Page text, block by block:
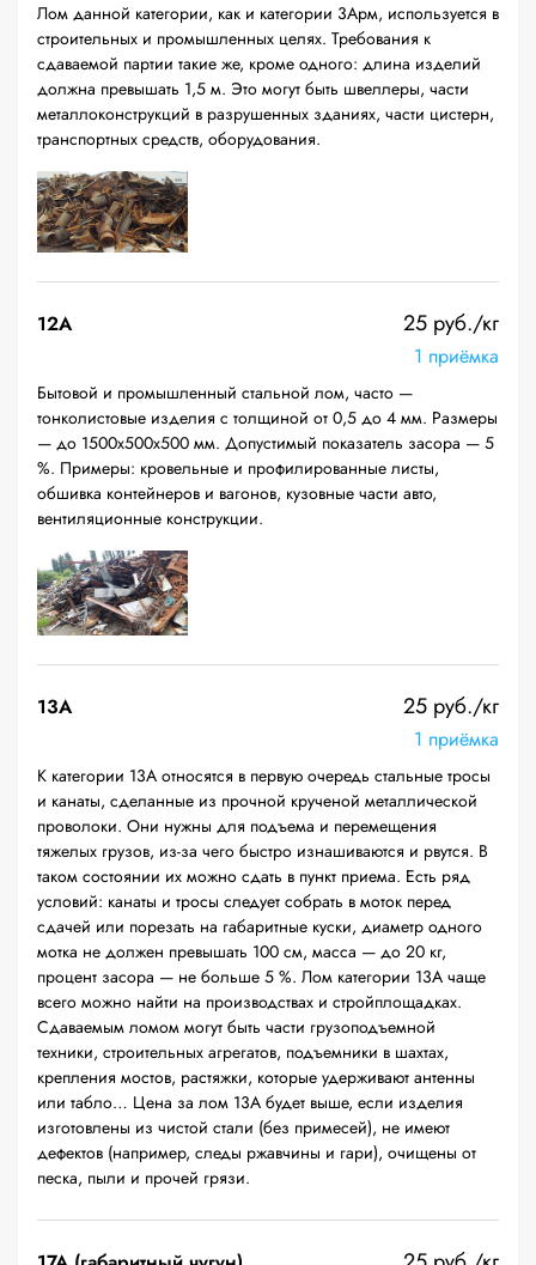
Лом данной категории, как и категории 3Арм, используется в
строительных и промышленных целях. Требования к
сдаваемой партии такие же, кроме одного: длина изделий
должна превышать 1,5 м. Это могут быть швеллеры, части
металлоконструкций в разрушенных зданиях, части цистерн,
транспортных средств, оборудования.
12A 25 руб./кг
1 приёмка
Бытовой и промышленный стальной лом, часто —
тонколистовые изделия с толщиной от 0,5 до 4 мм. Размеры
— до 1500х500х500 мм. Допустимый показатель засора — 5
%. Примеры: кровельные и профилированные листы,
обшивка контейнеров и вагонов, кузовные части авто,
вентиляционные конструкции.
13А 25 руб./кг
1 приёмка
К категории 13А относятся в первую очередь стальные тросы
и канаты, сделанные из прочной крученой металлической
проволоки. Они нужны для подъема и перемещения
тяжелых грузов, из-за чего быстро изнашиваются и рвутся. В
таком состоянии их можно сдать в пункт приема. Есть ряд
условий: канаты и тросы следует собрать в моток перед
сдачей или порезать на габаритные куски, диаметр одного
мотка не должен превышать 100 см, масса — до 20 кг,
процент засора — не больше 5 %. Лом категории 13А чаще
всего можно найти на производствах и стройплощадках.
Сдаваемым ломом могут быть части грузоподъемной
техники, строительных агрегатов, подъемники в шахтах,
крепления мостов, растяжки, которые удерживают антенны
или табло… Цена за лом 13А будет выше, если изделия
изготовлены из чистой стали (без примесей), не имеют
дефектов (например, следы ржавчины и гари), очищены от
песка, пыли и прочей грязи.